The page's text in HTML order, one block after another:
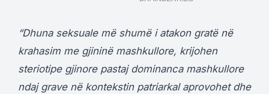
“Dhuna seksuale më shumë i atakon gratë në
krahasim me gjininë mashkullore, krijohen
steriotipe gjinore pastaj dominanca mashkullore
ndaj grave në kontekstin patriarkal aprovohet dhe